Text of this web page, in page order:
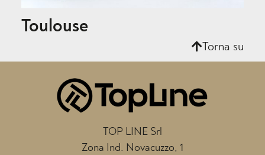
Toulouse
Torna su
TOP LINE Srl
Zona Ind. Novacuzzo, 1